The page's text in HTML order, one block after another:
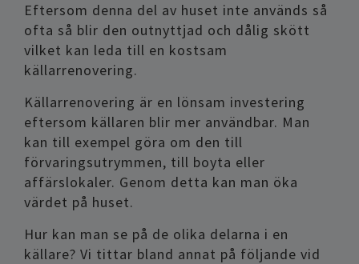
Eftersom denna del av huset inte används så
ofta så blir den outnyttjad och dålig skött
vilket kan leda till en kostsam
källarrenovering.
Källarrenovering är en lönsam investering
eftersom källaren blir mer användbar. Man
kan till exempel göra om den till
förvaringsutrymmen, till boyta eller
affärslokaler. Genom detta kan man öka
värdet på huset.
Hur kan man se på de olika delarna i en
källare? Vi tittar bland annat på följande vid